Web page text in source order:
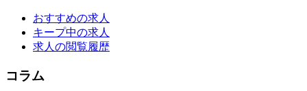
おすすめの求人
キープ中の求人
求人の閲覧履歴
コラム